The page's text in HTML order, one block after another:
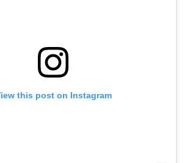
this post on Instagram